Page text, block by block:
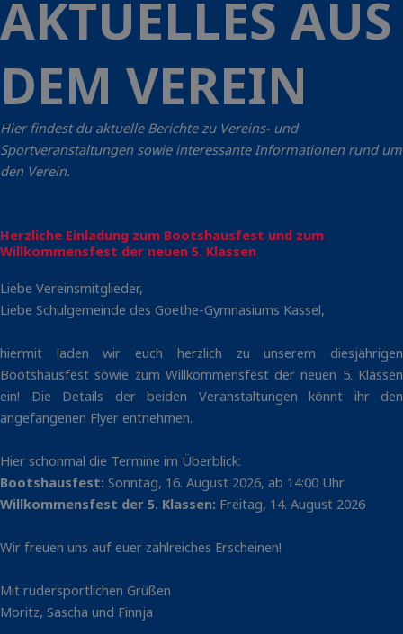
AKTUELLES AUS
DEM VEREIN
Hier findest du aktuelle Berichte zu Vereins- und
Sportveranstaltungen sowie interessante Informationen rund um
den Verein.
Herzliche Einladung zum Bootshausfest und zum
Willkommensfest der neuen 5. Klassen
Liebe Vereinsmitglieder,
Liebe Schulgemeinde des Goethe-Gymnasiums Kassel,
hiermit laden wir euch herzlich zu unserem diesjährigen
Bootshausfest sowie zum Willkommensfest der neuen 5. Klassen
ein! Die Details der beiden Veranstaltungen könnt ihr den
angefangenen Flyer entnehmen.
Hier schonmal die Termine im Überblick:
Bootshausfest: Sonntag, 16. August 2026, ab 14:00 Uhr
Willkommensfest der 5. Klassen: Freitag, 14. August 2026
Wir freuen uns auf euer zahlreiches Erscheinen!
Mit rudersportlichen Grüßen
Moritz, Sascha und Finnja